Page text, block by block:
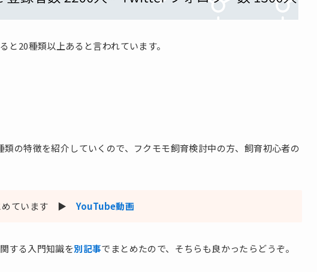
と20種類以上あると言われています。
の特徴を紹介していくので、フクモモ飼育検討中の方、飼育初心者の
とめています ▶️YouTube動画
する入門知識を別記事でまとめたので、そちらも良かったらどうぞ。